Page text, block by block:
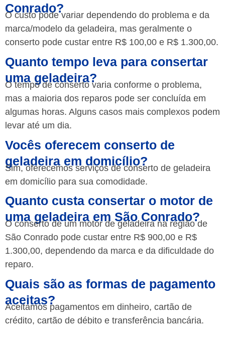
Conrado?
O custo pode variar dependendo do problema e da
marca/modelo da geladeira, mas geralmente o
conserto pode custar entre R$ 100,00 e R$ 1.300,00.
Quanto tempo leva para consertar
uma geladeira?
O tempo de conserto varia conforme o problema,
mas a maioria dos reparos pode ser concluída em
algumas horas. Alguns casos mais complexos podem
levar até um dia.
Vocês oferecem conserto de
geladeira em domicílio?
Sim, oferecemos serviços de conserto de geladeira
em domicílio para sua comodidade.
Quanto custa consertar o motor de
uma geladeira em São Conrado?
O conserto de um motor de geladeira na região de
São Conrado pode custar entre R$ 900,00 e R$
1.300,00, dependendo da marca e da dificuldade do
reparo.
Quais são as formas de pagamento
aceitas?
Aceitamos pagamentos em dinheiro, cartão de
crédito, cartão de débito e transferência bancária.